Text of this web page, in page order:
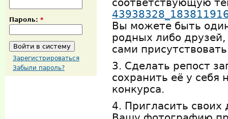
соответствующую
Вы можете быть
родных либо
сами
3. Сделать репост
сохранить её у себя
конкурса.
4. Пригласить своих
Пароль: *
Зарегистрироваться
Забыли пароль?